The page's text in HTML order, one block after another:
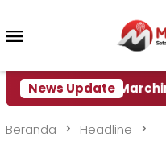
konten
News Update
World Marching Sport
Beranda Headline